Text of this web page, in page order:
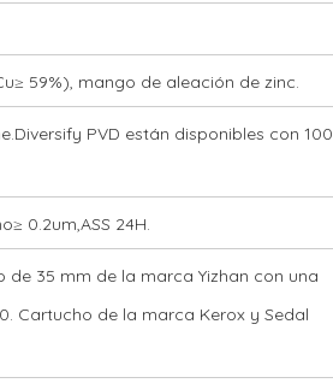
59%), mango de aleación de zinc.
PVD están disponibles con 100
0.2um,ASS 24H.
de 35 mm de la marca Yizhan con una
Cartucho de la marca Kerox y Sedal